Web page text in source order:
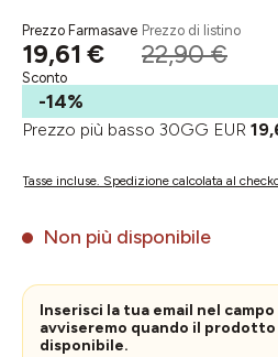
Prezzo Farmasave
19,61 €
Prezzo di listino
22,90 €
Sconto
-14%
Prezzo più basso 30GG EUR
Tasse incluse. Spedizione calcolata al
Non più disponibile
Inserisci la tua email nel
avviseremo quando il prodotto
disponibile.